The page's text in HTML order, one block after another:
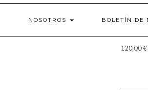
NOSOTROS BOLETÍN DE
120,00€